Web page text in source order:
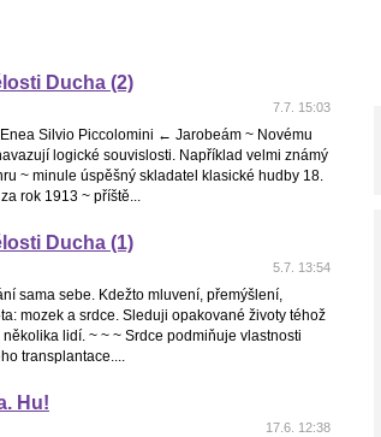
Ducha (2)
7.7. 15:03
Silvio Piccolomini ← Jarobeám ~ Novému
logické souvislosti. Například velmi známý
~ minule úspěšný skladatel klasické hudby 18.
rok 1913 ~ příště...
Ducha (1)
5.7. 13:54
sama sebe. Kdežto mluvení, přemýšlení,
mozek a srdce. Sleduji opakované životy téhož
lidí. ~ ~ ~ Srdce podmiňuje vlastnosti
transplantace....
Hu!
17.6. 12:38